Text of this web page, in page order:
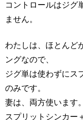
コントロールはジグ
ません。
わたしは、ほとんど
ングなので、
ジグ単は使わずにス
のみです。
妻は、両方使います。
スプリットシンカー